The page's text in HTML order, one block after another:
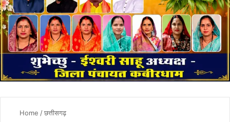
Home /छत्तीसगढ़